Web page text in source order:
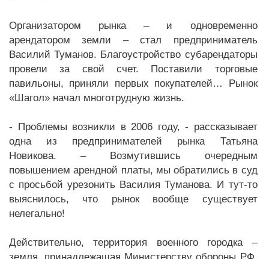
Организатором рынка – и одновременно
арендатором земли – стал предприниматель
Василий Туманов. Благоустройство субарендаторы
провели за свой счет. Поставили торговые
павильоны, приняли первых покупателей… Рынок
«Шагол» начал многотрудную жизнь.
- Проблемы возникли в 2006 году, - рассказывает
одна из предпринимателей рынка Татьяна
Новикова. – Возмутившись очередным
повышением арендной платы, мы обратились в суд
с просьбой урезонить Василия Туманова. И тут-то
выяснилось, что рынок вообще существует
нелегально!
Действительно, территория военного городка –